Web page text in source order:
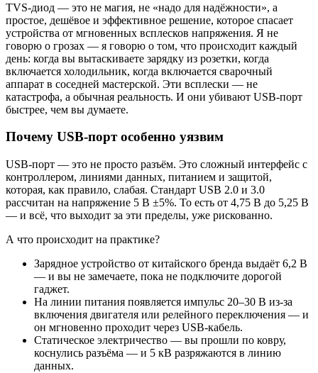
TVS-диод — это не магия, не «надо для надёжности», а
простое, дешёвое и эффективное решение, которое спасает
устройства от мгновенных всплесков напряжения. Я не
говорю о грозах — я говорю о том, что происходит каждый
день: когда вы вытаскиваете зарядку из розетки, когда
включается холодильник, когда включается сварочный
аппарат в соседней мастерской. Эти всплески — не
катастрофа, а обычная реальность. И они убивают USB-порт
быстрее, чем вы думаете.
Почему USB-порт особенно уязвим
USB-порт — это не просто разъём. Это сложный интерфейс с
контроллером, линиями данных, питанием и защитой,
которая, как правило, слабая. Стандарт USB 2.0 и 3.0
рассчитан на напряжение 5 В ±5%. То есть от 4,75 В до 5,25 В
— и всё, что выходит за эти пределы, уже рискованно.
А что происходит на практике?
Зарядное устройство от китайского бренда выдаёт 6,2 В
— и вы не замечаете, пока не подключите дорогой
гаджет.
На линии питания появляется импульс 20–30 В из-за
включения двигателя или релейного переключения — и
он мгновенно проходит через USB-кабель.
Статическое электричество — вы прошли по ковру,
коснулись разъёма — и 5 кВ разряжаются в линию
данных.